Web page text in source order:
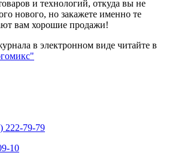
и технологий, откуда вы не
нового, но закажете именно те
вам хорошие продажи!
в электронном виде читайте в
222-79-79
10